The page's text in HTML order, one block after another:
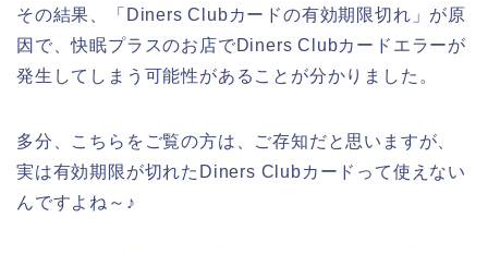
その結果、「Diners Clubカードの有効期限切れ」が原
因で、快眠プラスのお店でDiners Clubカードエラーが
発生してしまう可能性があることが分かりました。
多分、こちらをご覧の方は、ご存知だと思いますが、
実は有効期限が切れたDiners Clubカードって使えない
んですよね～♪